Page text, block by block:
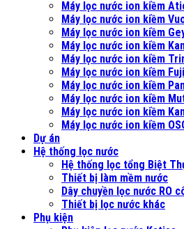
Máy lọc nước ion kiềm
Máy lọc nước ion kiềm
Máy lọc nước ion kiềm
Máy lọc nước ion kiềm
Máy lọc nước ion kiềm
Máy lọc nước ion kiềm
Máy lọc nước ion kiềm
Máy lọc nước ion kiềm
Máy lọc nước ion kiềm
Máy lọc nước ion kiềm
Dự án
Hệ thống lọc nước
Hệ thống lọc tổng Biệt
Thiết bị làm mềm nước
Dây chuyền lọc nước RO
Thiết bị lọc nước khác
Phụ kiện